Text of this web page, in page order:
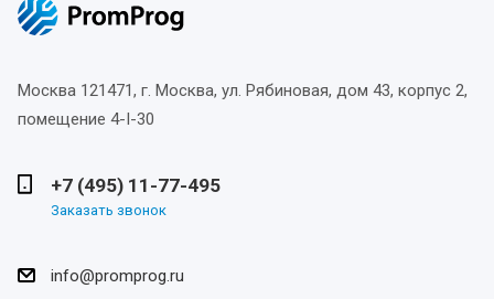
Москва 121471, г. Москва, ул. Рябиновая, дом 43, корпус 2,
помещение 4-I-30
+7 (495) 11-77-495
Заказать звонок
info@promprog.ru